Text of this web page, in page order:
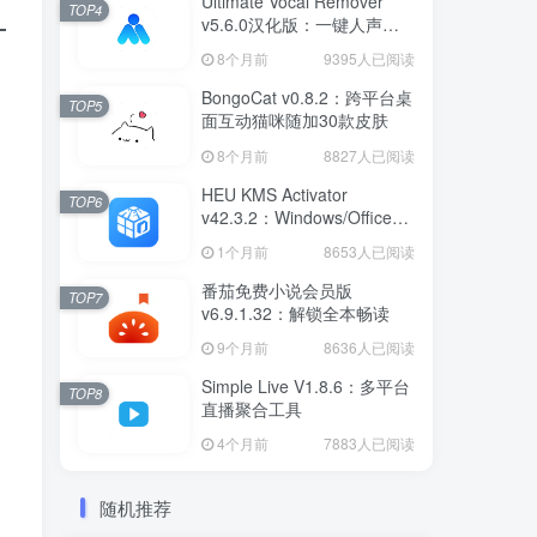
v5.6.0汉化版：一键人声分
离工具
8个月前 9395人已阅读
TOP4
BongoCat v0.8.2：跨平台桌
面互动猫咪随加30款皮肤
8个月前 8827人已阅读
TOP5
HEU KMS Activator
v42.3.2：Windows/Office智
1个月前 8653人已阅读
TOP6
番茄免费小说会员版
v6.9.1.32：解锁全本畅读
9个月前 8636人已阅读
TOP7
Simple Live V1.8.6：多平台
直播聚合工具
4个月前 7883人已阅读
TOP8
随机推荐